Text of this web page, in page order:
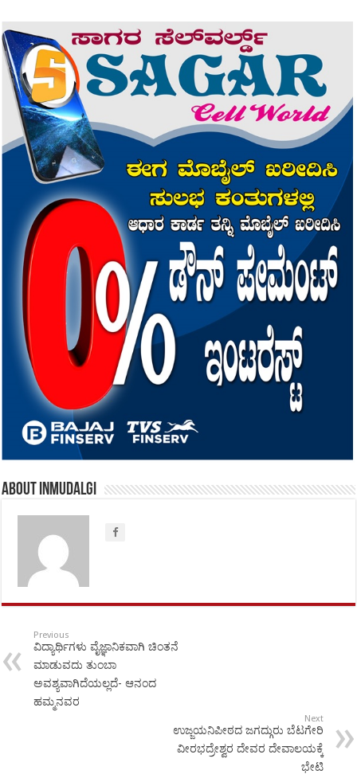
About inmudalgi
Previous
ವಿದ್ಯಾರ್ಥಿಗಳು ವೈಜ್ಞಾನಿಕವಾಗಿ ಚಿಂತನೆ
ಮಾಡುವದು ತುಂಬಾ
ಅವಶ್ಯವಾಗಿದೆಯಲ್ಲದೆ- ಆನಂದ
ಹಮ್ಮನವರ
Next
ಉಜ್ಜಯನಿಪೀಠದ ಜಗದ್ಗುರು ಬೆಟಗೇರಿ
ವೀರಭದ್ರೇಶ್ವರ ದೇವರ ದೇವಾಲಯಕ್ಕೆ
ಭೇಟಿ